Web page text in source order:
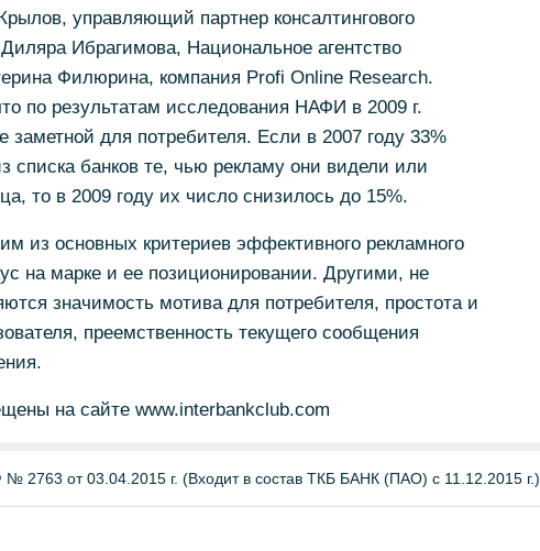
управляющий партнер консалтингового
Ибрагимова, Национальное агентство
Филюрина, компания Profi Online Research.
по результатам исследования НАФИ в 2009 г.
заметной для потребителя. Если в 2007 году 33%
списка банков те, чью рекламу они видели или
то в 2009 году их число снизилось до 15%.
из основных критериев эффективного рекламного
на марке и ее позиционировании. Другими, не
значимость мотива для потребителя, простота и
преемственность текущего сообщения
на сайте www.interbankclub.com
2763 от 03.04.2015 г. (Входит в состав ТКБ БАНК (ПАО) с 11.12.2015 г.)